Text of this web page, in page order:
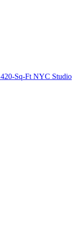
Sq-Ft NYC Studio